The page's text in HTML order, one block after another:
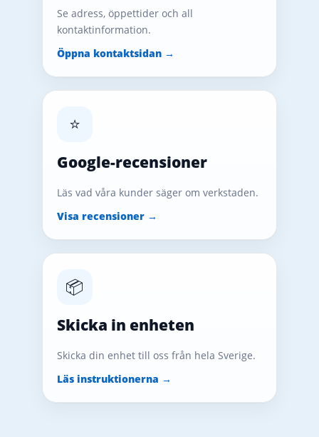
Se adress, öppettider och all
kontaktinformation.
Öppna kontaktsidan →
⭐
Google-recensioner
Läs vad våra kunder säger om verkstaden.
Visa recensioner →
📦
Skicka in enheten
Skicka din enhet till oss från hela Sverige.
Läs instruktionerna →